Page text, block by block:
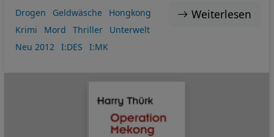
Weiterlesen
Drogen Geldwäsche
Hongkong
Krimi
Mord Thriller
Unterwelt
Neu 2012
I:DES I:MK